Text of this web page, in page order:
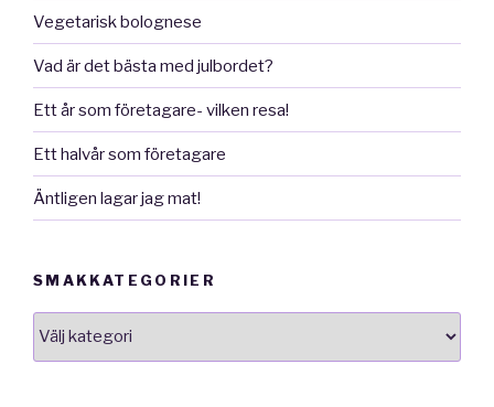
Vegetarisk bolognese
Vad är det bästa med julbordet?
Ett år som företagare- vilken resa!
Ett halvår som företagare
Äntligen lagar jag mat!
SMAKKATEGORIER